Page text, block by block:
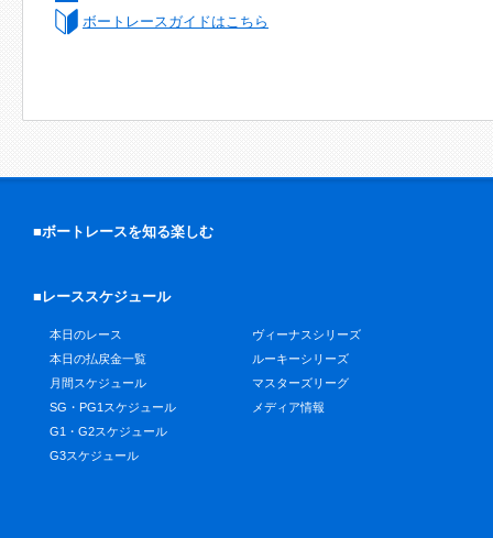
ボートレースガイドはこちら
■ボートレースを知る楽しむ
■レーススケジュール
本日のレース
本日の払戻金一覧
月間スケジュール
SG・PG1スケジュール
G1・G2スケジュール
G3スケジュール
ヴィーナスシリーズ
ルーキーシリーズ
マスターズリーグ
メディア情報